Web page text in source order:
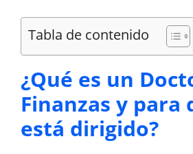
Tabla de contenido
¿Qué es un
Finanzas y para
está dirigido?